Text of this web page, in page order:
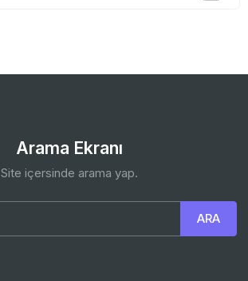
Arama Ekranı
Site içersinde arama yap.